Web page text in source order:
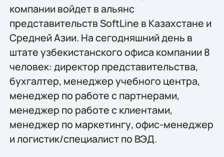
компании войдет в альянс
представительств SoftLine в Казахстане и
Средней Азии. На сегодняшний день в
штате узбекистанского офиса компании 8
человек: директор представительства,
бухгалтер, менеджер учебного центра,
менеджер по работе с партнерами,
менеджер по работе с клиентами,
менеджер по маркетингу, офис-менеджер
и логистик/специалист по ВЭД.